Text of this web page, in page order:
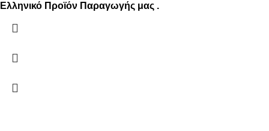
Ελληνικό Προϊόν Παραγωγής μας .